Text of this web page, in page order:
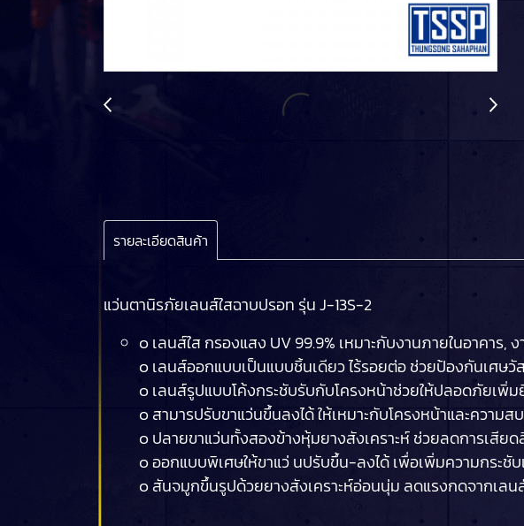
รายละเอียดสินค้า
แว่นตานิรภัยเลนส์ใสฉาบปรอท รุ่น J-13S-2
๐ เลนส์ใส กรองแสง UV 99.9% เหมาะกับงานภายในอาคาร,
๐ เลนส์ออกแบบเป็นแบบชิ้นเดียว ไร้รอยต่อ ช่วยป้องกันเศษวั
๐ เลนส์รูปแบบโค้งกระชับรับกับโครงหน้าช่วยให้ปลอดภัยเพิ่
๐ สามารปรับขาแว่นขึ้นลงได้ ให้เหมาะกับโครงหน้าและความ
๐ ปลายขาแว่นทั้งสองข้างหุ้มยางสังเคราะห์ ช่วยลดการเสีย
๐ ออกแบบพิเศษให้ขาแว่ นปรับขึ้น-ลงได้ เพื่อเพิ่มความกระชั
๐ สันจมูกขึ้นรูปด้วยยางสังเคราะห์อ่อนนุ่ม ลดแรงกดจากเล